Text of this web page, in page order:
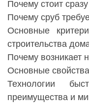
Почему стоит
Почему сруб
Основные
строительства
Почему возникает
Основные
Технологии
преимущества и